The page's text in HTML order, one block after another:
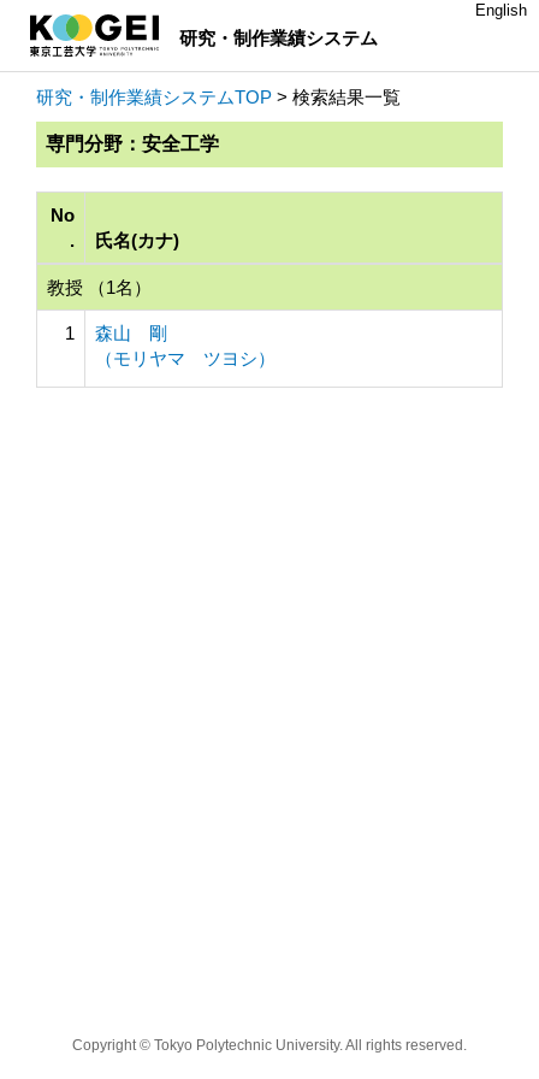
研究・制作業績システム
English
研究・制作業績システムTOP > 検索結果一覧
専門分野：安全工学
No
.
氏名(カナ)
教授 （1名）
1
森山 剛
（モリヤマ ツヨシ）
Copyright © Tokyo Polytechnic University. All rights reserved.